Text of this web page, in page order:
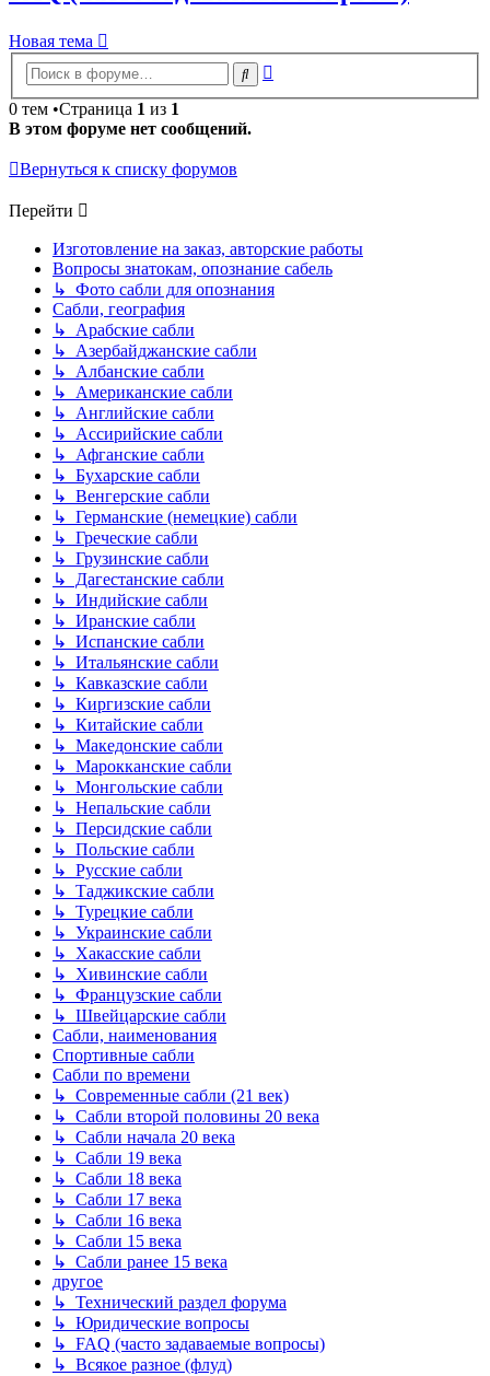
Новая тема
Поиск
0 тем •Страница 1 из 1
В этом форуме нет сообщений.
Вернуться к списку форумов
Перейти
Изготовление на заказ, авторские работы
Вопросы знатокам, опознание сабель
↳ Фото сабли для опознания
Сабли, география
↳ Арабские сабли
↳ Азербайджанские сабли
↳ Албанские сабли
↳ Американские сабли
↳ Английские сабли
↳ Ассирийские сабли
↳ Афганские сабли
↳ Бухарские сабли
↳ Венгерские сабли
↳ Германские (немецкие) сабли
↳ Греческие сабли
↳ Грузинские сабли
↳ Дагестанские сабли
↳ Индийские сабли
↳ Иранские сабли
↳ Испанские сабли
↳ Итальянские сабли
↳ Кавказские сабли
↳ Киргизские сабли
↳ Китайские сабли
↳ Македонские сабли
↳ Марокканские сабли
↳ Монгольские сабли
↳ Непальские сабли
↳ Персидские сабли
↳ Польские сабли
↳ Русские сабли
↳ Таджикские сабли
↳ Турецкие сабли
↳ Украинские сабли
↳ Хакасские сабли
↳ Хивинские сабли
↳ Французские сабли
↳ Швейцарские сабли
Сабли, наименования
Спортивные сабли
Сабли по времени
↳ Современные сабли (21 век)
↳ Сабли второй половины 20 века
↳ Сабли начала 20 века
↳ Сабли 19 века
↳ Сабли 18 века
↳ Сабли 17 века
↳ Сабли 16 века
↳ Сабли 15 века
↳ Сабли ранее 15 века
другое
↳ Технический раздел форума
↳ Юридические вопросы
↳ FAQ (часто задаваемые вопросы)
↳ Всякое разное (флуд)